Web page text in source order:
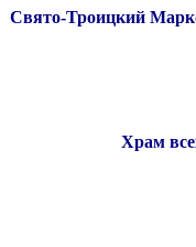
Свято-Троицкий
Храм